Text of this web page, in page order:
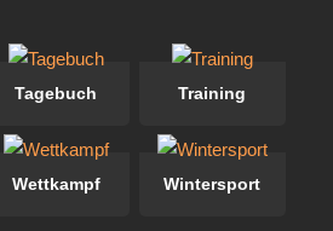
Tagebuch Training
Wettkampf Wintersport